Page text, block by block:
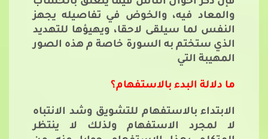
والمعاد فيه، والخوض في تفاصيله يجهز
النفس لما سيلقى لاحقا، ويهيؤها للتهديد
الذي ستختم به السورة خاصة م هذه الصور
المهيبة التي
ما دلالة البدء بالاستفهام؟
الابتداء بالاستفهام للتشويق وشد الانتباه
لا لمجرد الاستفهام ولذلك لا ينتظر